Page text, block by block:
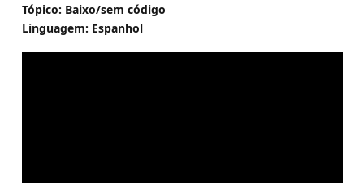
Tópico: Baixo/sem código
Linguagem: Espanhol